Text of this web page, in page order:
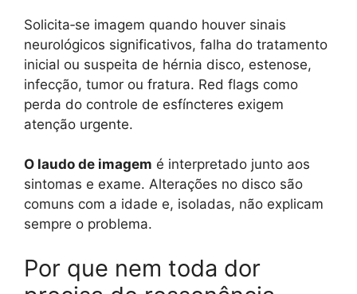
Solicita‑se imagem quando houver sinais
neurológicos significativos, falha do tratamento
inicial ou suspeita de hérnia disco, estenose,
infecção, tumor ou fratura. Red flags como
perda do controle de esfíncteres exigem
atenção urgente.
O laudo de imagem é interpretado junto aos
sintomas e exame. Alterações no disco são
comuns com a idade e, isoladas, não explicam
sempre o problema.
Por que nem toda dor